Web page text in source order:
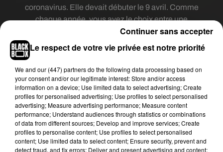
coronavirus. Elle devait débuter le 9 avril. Comme
chaque année, vous avez le choix entre une
déclaration en ligne ou papier. Les contribuables
qui ont opté pour le papier en 2019 recevront la
déclaration pré-remplie à partir du 22 avril.
Pour éviter un afflux de contribuables le 11 mai
dans les centres des Finances publiques, les
délais ont été rallongés. Vous avez jusqu’au 12
juin pour envoyer votre déclaration par voie
postale. Pour ceux qui ont opté pour la déclaration
en ligne la date limite varie selon votre
département. Pour la Gironde et la Dordogne, le
Le respect de votre vie privée est notre priorité
We and our (447) partnersdo the following data processing based on
your consent and/or our legitimate interest: Store and/or access
information on a device; Use limited data to select advertising; Create
profiles for personalised advertising; Use profiles to select personalised
advertising; Measure advertising performance; Measure content
performance; Understand audiences through statistics or combinations
of data from different sources; Develop and improve services; Create
profiles to personalise content; Use profiles to select personalised
content; Use limited data to select content; Ensure security, prevent and
detect fraud, and fix errors; Deliver and present advertising and content;
Continuer sans accepter